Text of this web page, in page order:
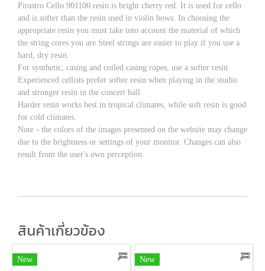
Pirastro Cello 901100 resin is bright cherry red. It is used for cello
and is softer than the resin used in violin bows. In choosing the
appropriate resin you must take into account the material of which
the string cores you are Steel strings are easier to play if you use a
hard, dry resin.
For synthetic, casing and coiled casing ropes, use a softer resin
Experienced cellists prefer softer resin when playing in the studio
and stronger resin in the concert hall.
Harder resin works best in tropical climates, while soft resin is good
for cold climates.
Note - the colors of the images presented on the website may change
due to the brightness or settings of your monitor. Changes can also
result from the user's own perception.
สินค้าเกี่ยวข้อง
New New